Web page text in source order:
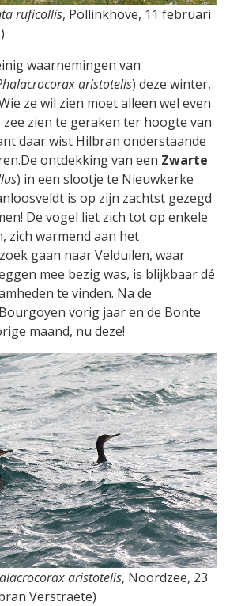
ruficollis, Pollinkhove, 11 februari
waarnemingen van
aristotelis) deze winter,
ze wil zien moet alleen wel even
zien te geraken ter hoogte van
daar wist Hilbran onderstaande
ontdekking van een Zwarte
) in een slootje te Nieuwkerke
is op zijn zachtst gezegd
De vogel liet zich tot op enkele
zich warmend aan het
gaan naar Velduilen, waar
mee bezig was, is blijkbaar dé
te vinden. Na de
vorig jaar en de Bonte
maand, nu deze!
aristotelis, Noordzee, 23
Verstraete)